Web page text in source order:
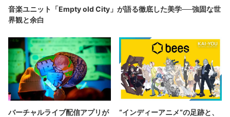
音楽ユニット「Empty old City」が語る徹底した美学──強固な世
界観と余白
バーチャルライブ配信アプリが
“インディーアニメ“の足跡と、